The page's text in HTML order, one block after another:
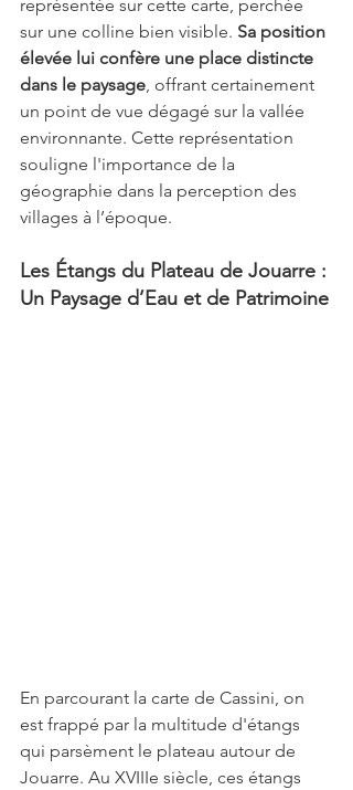
représentée sur cette carte, perchée
sur une colline bien visible. Sa position
élevée lui confère une place distincte
dans le paysage, offrant certainement
un point de vue dégagé sur la vallée
environnante. Cette représentation
souligne l'importance de la
géographie dans la perception des
villages à l’époque.
Les Étangs du Plateau de Jouarre :
Un Paysage d’Eau et de Patrimoine
En parcourant la carte de Cassini, on
est frappé par la multitude d'étangs
qui parsèment le plateau autour de
Jouarre. Au XVIIIe siècle, ces étangs